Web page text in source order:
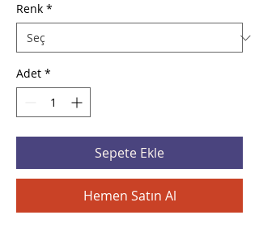
Renk *
Adet *
Sepete Ekle
Hemen Satın Al